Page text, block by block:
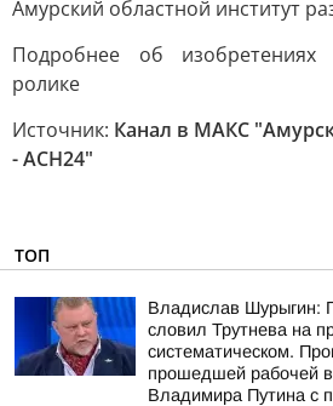
Амурский областной институт
Подробнее об
ролике
Источник: Канал в МАКС
- АСН24"
ТОП
Владислав Шурыгин:
словил Трутнева на
систематическом.
прошедшей рабочей
Владимира Путина с